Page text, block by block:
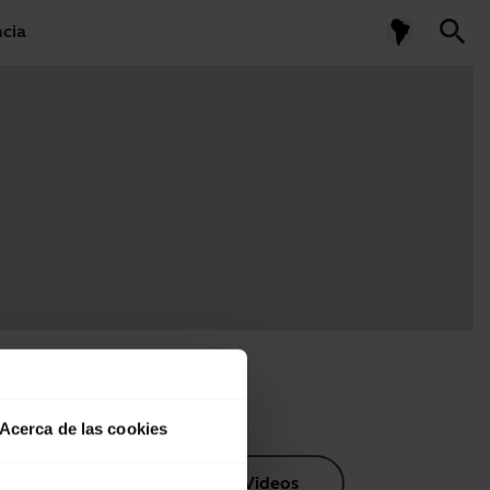
Acerca de las cookies
search
Videos